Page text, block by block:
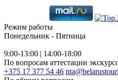
Режим работы
Понедельник - Пятница
9:00-13:00 | 14:00-18:00
По вопросам аттестации
+375 17 377 54 46